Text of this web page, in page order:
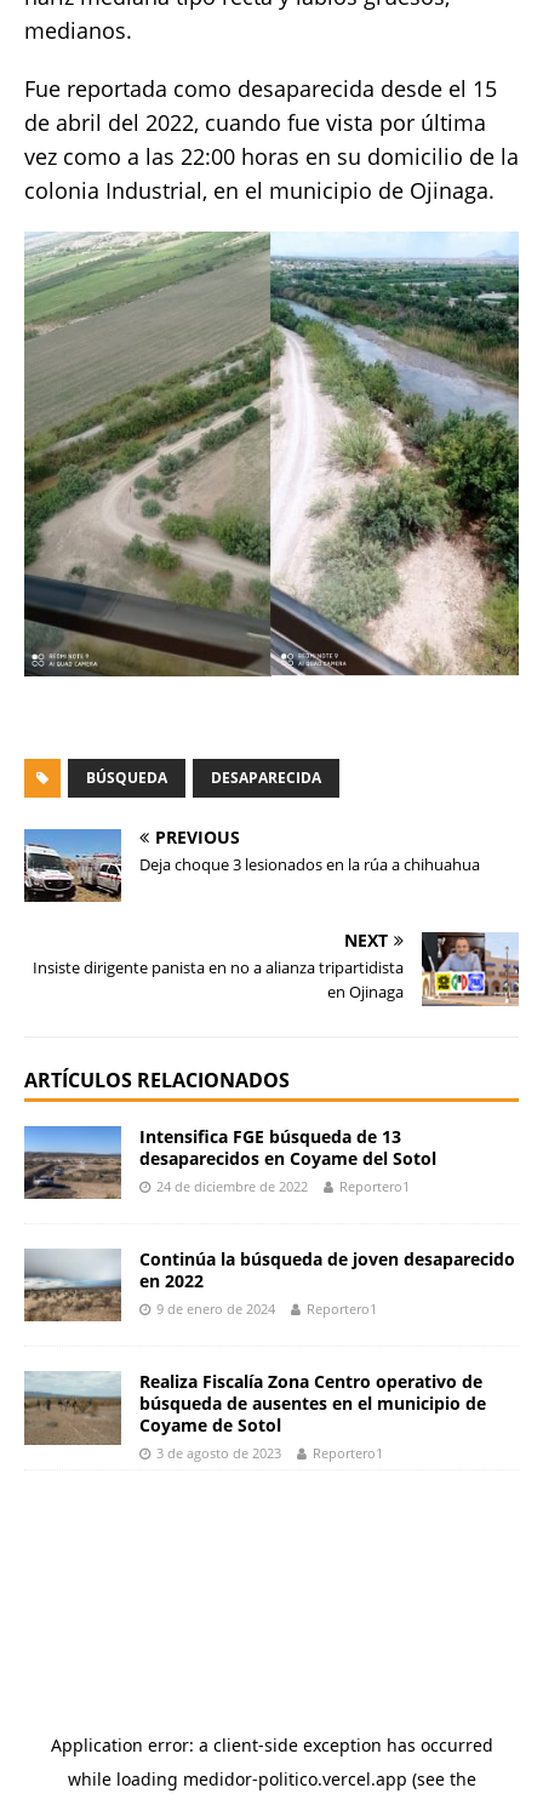
medianos.
Fue reportada como desaparecida desde el 15
de abril del 2022, cuando fue vista por última
vez como a las 22:00 horas en su domicilio de la
colonia Industrial, en el municipio de Ojinaga.
BÚSQUEDA DESAPARECIDA
PREVIOUS
Deja choque 3 lesionados en la rúa a chihuahua
NEXT
Insiste dirigente panista en no a alianza tripartidista
en Ojinaga
ARTÍCULOS RELACIONADOS
Intensifica FGE búsqueda de 13
desaparecidos en Coyame del Sotol
24 de diciembre de 2022 Reportero1
Continúa la búsqueda de joven desaparecido
en 2022
9 de enero de 2024 Reportero1
Realiza Fiscalía Zona Centro operativo de
búsqueda de ausentes en el municipio de
Coyame de Sotol
3 de agosto de 2023 Reportero1